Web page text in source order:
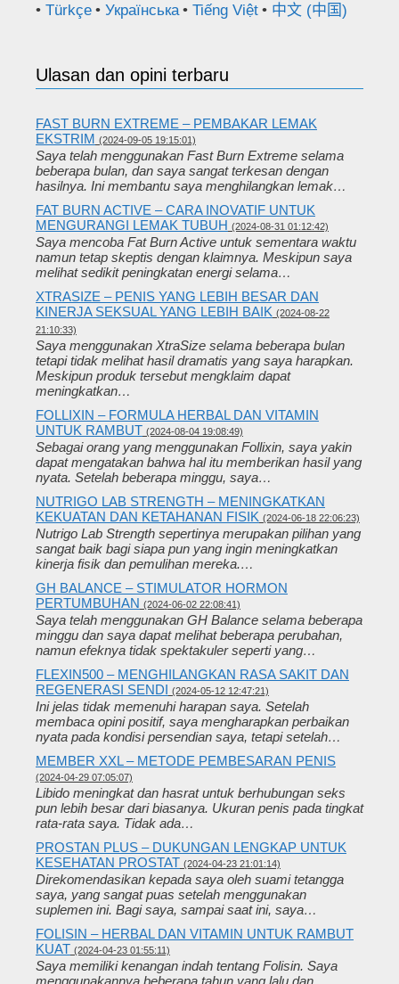
Türkçe
Українська Tiếng Việt 中文 (中国)
Ulasan dan opini terbaru
FAST BURN EXTREME – PEMBAKAR LEMAK
EKSTRIM (2024-09-05 19:15:01)
Saya telah menggunakan Fast Burn Extreme selama
beberapa bulan, dan saya sangat terkesan dengan
hasilnya. Ini membantu saya menghilangkan lemak…
FAT BURN ACTIVE – CARA INOVATIF UNTUK
MENGURANGI LEMAK TUBUH (2024-08-31 01:12:42)
Saya mencoba Fat Burn Active untuk sementara waktu
namun tetap skeptis dengan klaimnya. Meskipun saya
melihat sedikit peningkatan energi selama…
XTRASIZE – PENIS YANG LEBIH BESAR DAN
KINERJA SEKSUAL YANG LEBIH BAIK (2024-08-22
21:10:33)
Saya menggunakan XtraSize selama beberapa bulan
tetapi tidak melihat hasil dramatis yang saya harapkan.
Meskipun produk tersebut mengklaim dapat
meningkatkan…
FOLLIXIN – FORMULA HERBAL DAN VITAMIN
UNTUK RAMBUT (2024-08-04 19:08:49)
Sebagai orang yang menggunakan Follixin, saya yakin
dapat mengatakan bahwa hal itu memberikan hasil yang
nyata. Setelah beberapa minggu, saya…
NUTRIGO LAB STRENGTH – MENINGKATKAN
KEKUATAN DAN KETAHANAN FISIK (2024-06-18 22:06:23)
Nutrigo Lab Strength sepertinya merupakan pilihan yang
sangat baik bagi siapa pun yang ingin meningkatkan
kinerja fisik dan pemulihan mereka.…
GH BALANCE – STIMULATOR HORMON
PERTUMBUHAN (2024-06-02 22:08:41)
Saya telah menggunakan GH Balance selama beberapa
minggu dan saya dapat melihat beberapa perubahan,
namun efeknya tidak spektakuler seperti yang…
FLEXIN500 – MENGHILANGKAN RASA SAKIT DAN
REGENERASI SENDI (2024-05-12 12:47:21)
Ini jelas tidak memenuhi harapan saya. Setelah
membaca opini positif, saya mengharapkan perbaikan
nyata pada kondisi persendian saya, tetapi setelah…
MEMBER XXL – METODE PEMBESARAN PENIS
(2024-04-29 07:05:07)
Libido meningkat dan hasrat untuk berhubungan seks
pun lebih besar dari biasanya. Ukuran penis pada tingkat
rata-rata saya. Tidak ada…
PROSTAN PLUS – DUKUNGAN LENGKAP UNTUK
KESEHATAN PROSTAT (2024-04-23 21:01:14)
Direkomendasikan kepada saya oleh suami tetangga
saya, yang sangat puas setelah menggunakan
suplemen ini. Bagi saya, sampai saat ini, saya…
FOLISIN – HERBAL DAN VITAMIN UNTUK RAMBUT
KUAT (2024-04-23 01:55:11)
Saya memiliki kenangan indah tentang Folisin. Saya
menggunakannya beberapa tahun yang lalu dan